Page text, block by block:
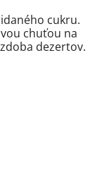
cukru.
chuťou na
dezertov.